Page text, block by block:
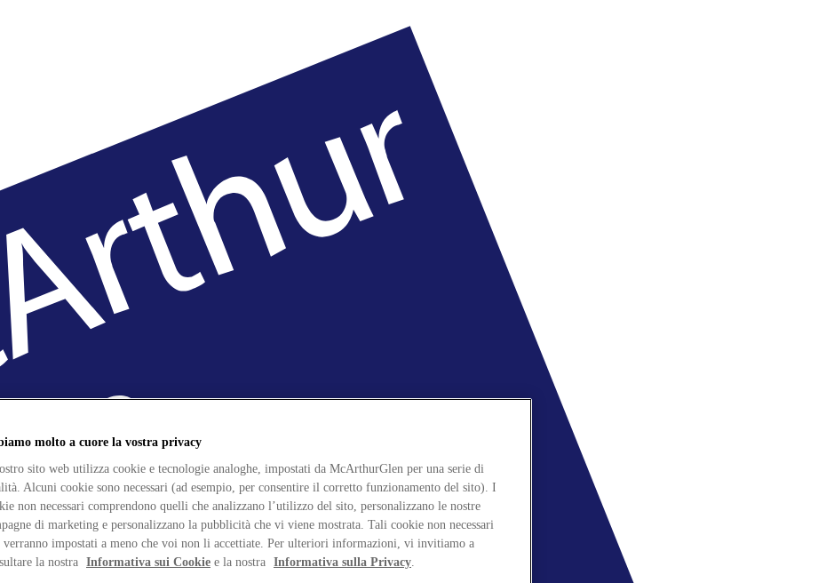
molto a cuore la vostra privacy
sito web utilizza cookie e tecnologie analoghe, impostati da McArthurGlen per una serie di
Alcuni cookie sono necessari (ad esempio, per consentire il corretto funzionamento del sito). I
non necessari comprendono quelli che analizzano l’utilizzo del sito, personalizzano le nostre
di marketing e personalizzano la pubblicità che vi viene mostrata. Tali cookie non necessari
verranno impostati a meno che voi non li accettiate. Per ulteriori informazioni, vi invitiamo a
la nostra Informativa sui Cookie e la nostra Informativa sulla Privacy.